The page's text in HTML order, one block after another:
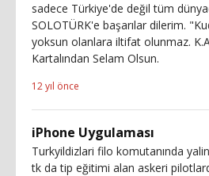
sadece Türkiye'de değil tüm
SOLOTÜRK'e başarılar dilerim.
yoksun olanlara iltifat olunmaz.
Kartalından Selam Olsun.
12 yıl önce
iPhone Uygulaması
Turkyildizlari filo komutanında
tk da tip eğitimi alan askeri